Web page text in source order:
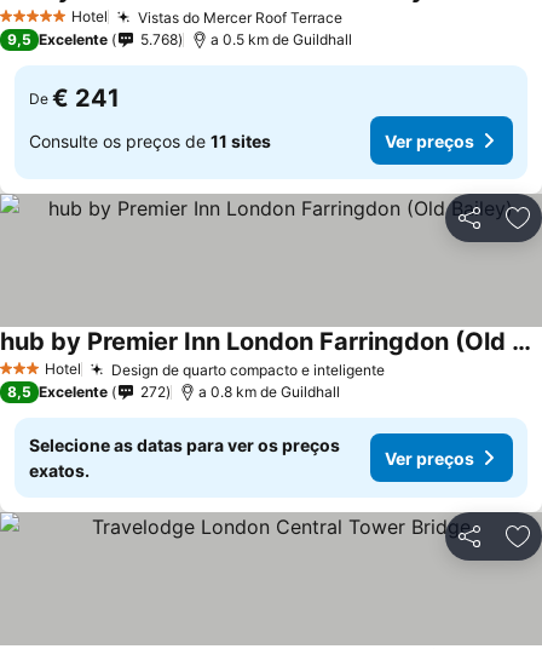
5 Estrelas Hotel Vistas do Mercer Roof TerraceVer preços
Ver preços
9,5 Excelente 5.768 a 0.5 km de Guildhall
De € 241
Consulte os preços de 11 sites Ver preços
Partilhar
3 EstrelasHotel Design de quarto compacto e inteligenteVer preços
hub by Premier Inn London Farringdon (Old Bailey)
Ver preços
8,5 Excelente 272 a 0.8 km de Guildhall
Selecione as datas para ver os preços
exatos.
Ver preços
Partilhar